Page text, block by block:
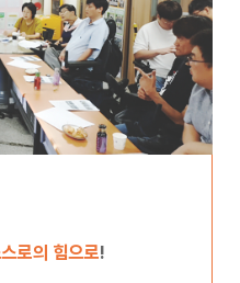
로의 힘으로!